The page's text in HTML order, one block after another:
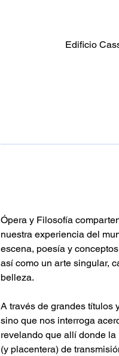
Edificio
Ópera y Filosofía
nuestra experiencia del
escena, poesía y
así como un arte singular,
belleza.
A través de grandes títulos
sino que nos interroga
revelando que allí donde
(y placentera) de